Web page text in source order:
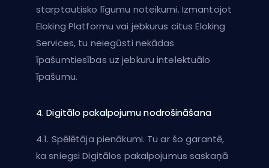
starptautisko līgumu noteikumi. Izmantojot
Eloking Platformu vai jebkurus citus Eloking
Services, tu neiegūsti nekādas
īpašumtiesības uz jebkuru intelektuālo
īpašumu.
4. Digitālo pakalpojumu nodrošināšana
4.1. Spēlētāja pienākumi. Tu ar šo garantē,
ka sniegsi Digitālos pakalpojumus saskaņā